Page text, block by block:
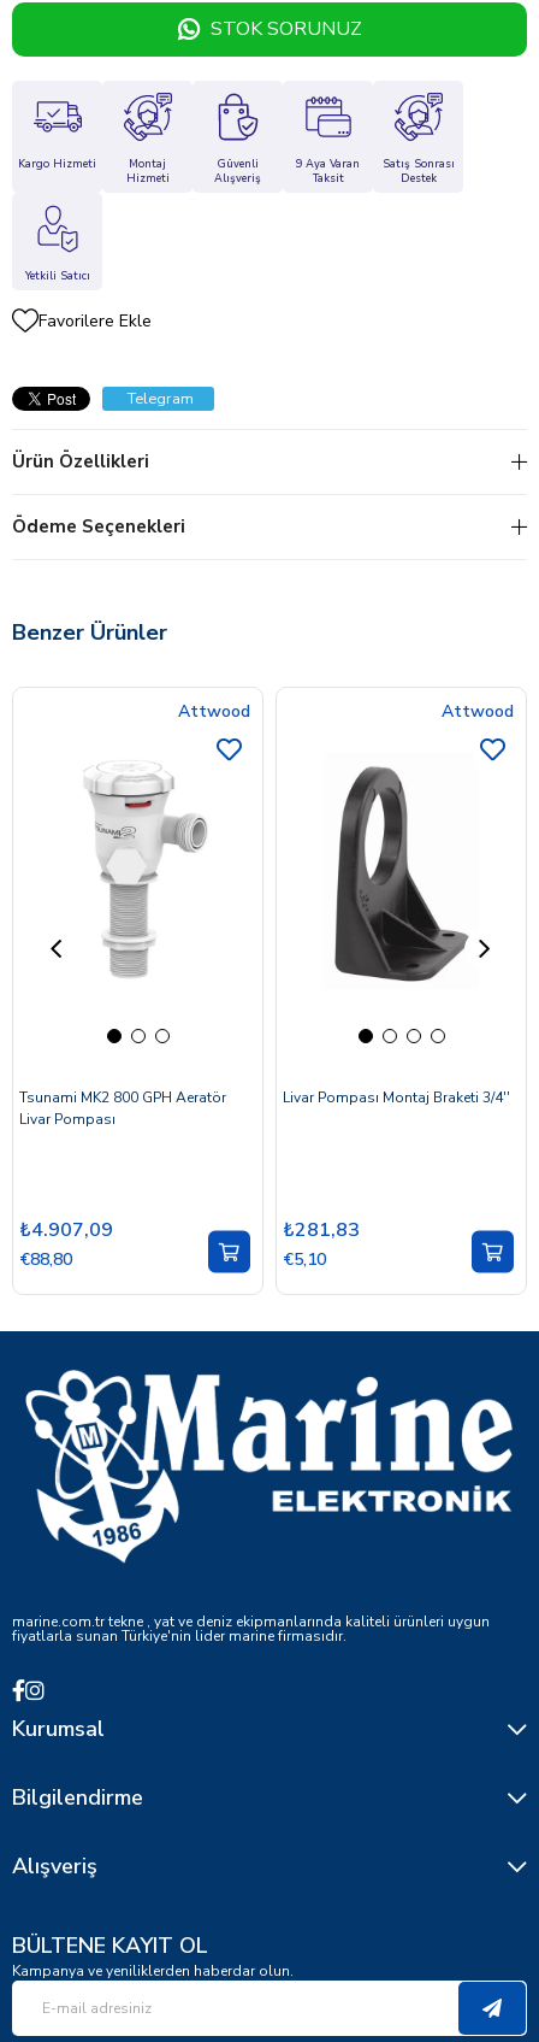
STOK SORUNUZ
Kargo Hizmeti
Montaj
Hizmeti
Güvenli
Alışveriş
9 Aya Varan
Taksit
Satış Sonrası
Destek
Yetkili Satıcı
Favorilere Ekle
Telegram
Ürün Özellikleri
Ödeme Seçenekleri
Benzer Ürünler
Attwood
Tsunami MK2 800 GPH Aeratör
Livar Pompası
₺4.907,09
€88,80
Attwood
Livar Pompası Montaj Braketi 3/4''
₺281,83
€5,10
marine.com.tr tekne , yat ve deniz ekipmanlarında kaliteli ürünleri uygun
fiyatlarla sunan Türkiye'nin lider marine firmasıdır.
Kurumsal
Bilgilendirme
Alışveriş
BÜLTENE KAYIT OL
Kampanya ve yeniliklerden haberdar olun.